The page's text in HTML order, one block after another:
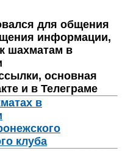
для общения
информации,
шахматам в
основная
и в Телеграме
в
клуба